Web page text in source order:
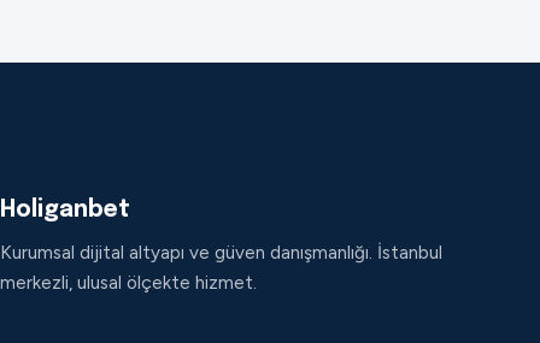
Holiganbet
Kurumsal dijital altyapı ve güven danışmanlığı. İstanbul
merkezli, ulusal ölçekte hizmet.